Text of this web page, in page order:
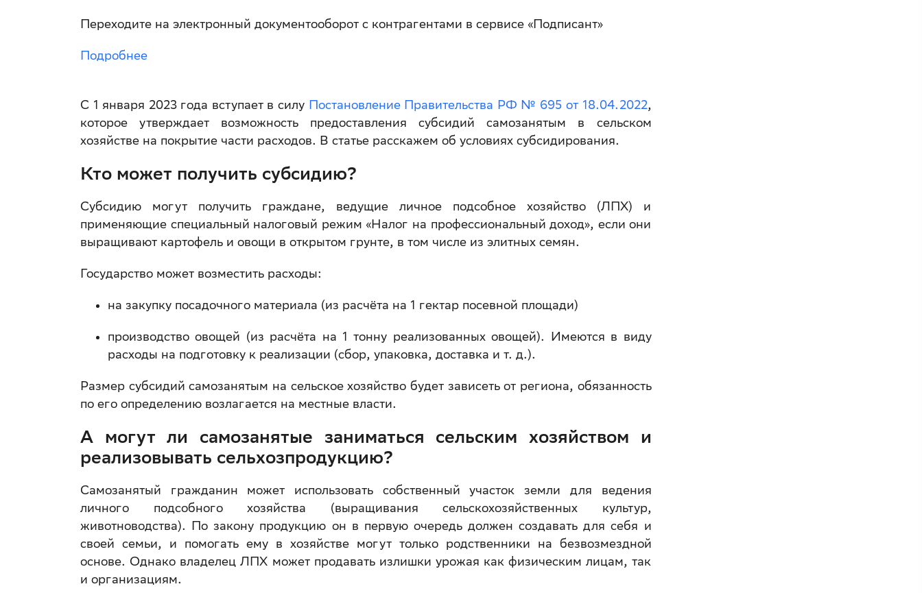
Переходите на электронный документооборот с контрагентами в сервисе «Подписант»
Подробнее
С 1 января 2023 года вступает в силу Постановление Правительства РФ № 695 от 18.04.2022,
которое утверждает возможность предоставления субсидий самозанятым в сельском
хозяйстве на покрытие части расходов. В статье расскажем об условиях субсидирования.
Кто может получить субсидию?
Субсидию могут получить граждане, ведущие личное подсобное хозяйство (ЛПХ) и
применяющие специальный налоговый режим «Налог на профессиональный доход», если они
выращивают картофель и овощи в открытом грунте, в том числе из элитных семян.
Государство может возместить расходы:
на закупку посадочного материала (из расчёта на 1 гектар посевной площади)
производство овощей (из расчёта на 1 тонну реализованных овощей). Имеются в виду
расходы на подготовку к реализации (сбор, упаковка, доставка и т. д.).
Размер субсидий самозанятым на сельское хозяйство будет зависеть от региона, обязанность
по его определению возлагается на местные власти.
А могут ли самозанятые заниматься сельским хозяйством и
реализовывать сельхозпродукцию?
Самозанятый гражданин может использовать собственный участок земли для ведения
личного подсобного хозяйства (выращивания сельскохозяйственных культур,
животноводства). По закону продукцию он в первую очередь должен создавать для себя и
своей семьи, и помогать ему в хозяйстве могут только родственники на безвозмездной
основе. Однако владелец ЛПХ может продавать излишки урожая как физическим лицам, так
и организациям.